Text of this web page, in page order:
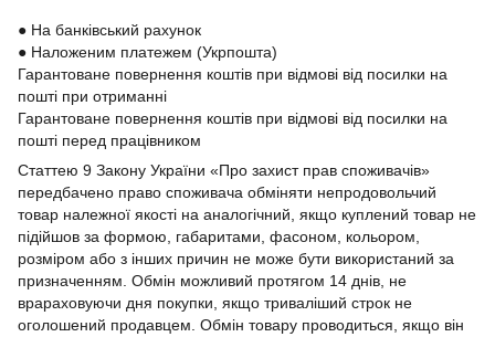
● На банківський рахунок
● Наложеним платежем (Укрпошта)
Гарантоване повернення коштів при відмові від посилки на
пошті при отриманні
Гарантоване повернення коштів при відмові від посилки на
пошті перед працівником
Статтею 9 Закону України «Про захист прав споживачів»
передбачено право споживача обміняти непродовольчий
товар належної якості на аналогічний, якщо куплений товар не
підійшов за формою, габаритами, фасоном, кольором,
розміром або з інших причин не може бути використаний за
призначенням. Обмін можливий протягом 14 днів, не
врараховуючи дня покупки, якщо триваліший строк не
оголошений продавцем. Обмін товару проводиться, якщо він